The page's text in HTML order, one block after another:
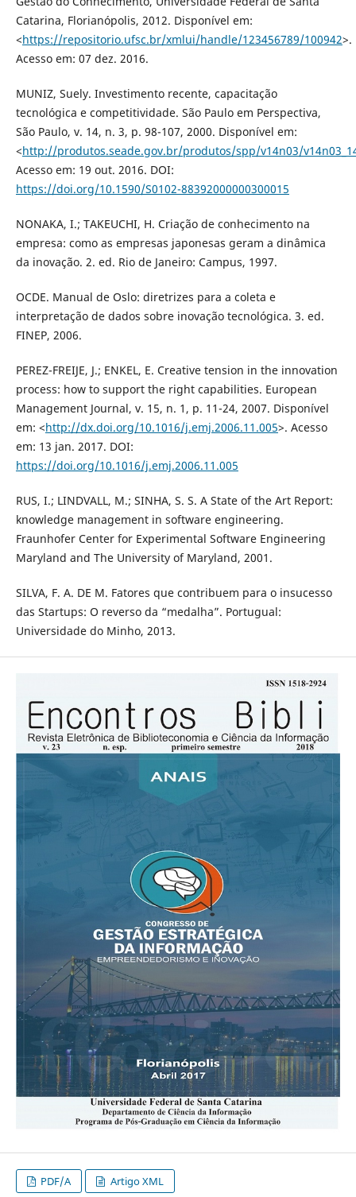
Catarina, Florianópolis, 2012. Disponível em:
<https://repositorio.ufsc.br/xmlui/handle/123456789/100942>.
Acesso em: 07 dez. 2016.
MUNIZ, Suely. Investimento recente, capacitação
tecnológica e competitividade. São Paulo em Perspectiva,
São Paulo, v. 14, n. 3, p. 98-107, 2000. Disponível em:
<http://produtos.seade.gov.br/produtos/spp/v14n03/
Acesso em: 19 out. 2016. DOI:
https://doi.org/10.1590/S0102-88392000000300015
NONAKA, I.; TAKEUCHI, H. Criação de conhecimento na
empresa: como as empresas japonesas geram a dinâmica
da inovação. 2. ed. Rio de Janeiro: Campus, 1997.
OCDE. Manual de Oslo: diretrizes para a coleta e
interpretação de dados sobre inovação tecnológica. 3. ed.
FINEP, 2006.
PEREZ-FREIJE, J.; ENKEL, E. Creative tension in the innovation
process: how to support the right capabilities. European
Management Journal, v. 15, n. 1, p. 11-24, 2007. Disponível
em: <http://dx.doi.org/10.1016/j.emj.2006.11.005>. Acesso
em: 13 jan. 2017. DOI:
https://doi.org/10.1016/j.emj.2006.11.005
RUS, I.; LINDVALL, M.; SINHA, S. S. A State of the Art Report:
knowledge management in software engineering.
Fraunhofer Center for Experimental Software Engineering
Maryland and The University of Maryland, 2001.
SILVA, F. A. DE M. Fatores que contribuem para o insucesso
das Startups: O reverso da “medalha”. Portugual:
Universidade do Minho, 2013.
PDF/A Artigo XML